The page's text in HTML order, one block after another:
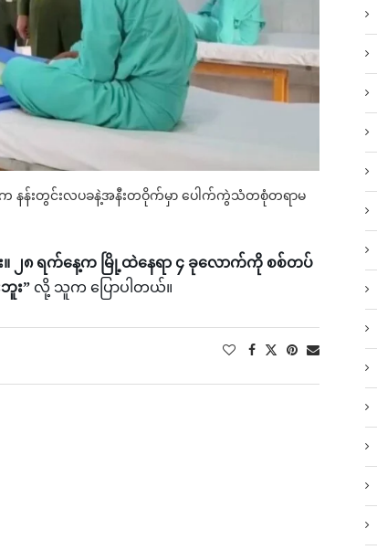
က နန်းတွင်းလပခနဲ့အနီးတဝိုက်မှာ ပေါက်ကွဲသံတစုံတရာမ
။ ၂၈ ရက်နေ့က မြို့ထဲနေရာ ၄ ခုလောက်ကို စစ်တပ်
း” လို့ သူက ပြောပါတယ်။